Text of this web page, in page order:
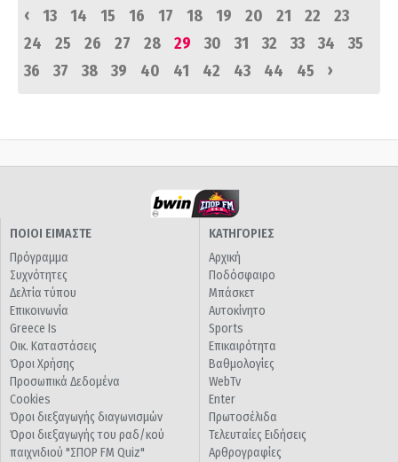
‹
13 14 15 16 17 18 19 20 21 22
23
24
25 26 27 28 29 30 31 32 33 34
35
36
37 38 39 40 41 42 43 44 45 ›
ΠΟΙΟΙ ΕΙΜΑΣΤΕ
Πρόγραμμα
Συχνότητες
Δελτία τύπου
Επικοινωνία
Greece Is
Οικ. Καταστάσεις
Όροι Χρήσης
Προσωπικά Δεδομένα
Cookies
Όροι διεξαγωγής διαγωνισμών
Όροι διεξαγωγής του ραδ/κού
παιχνιδιού "ΣΠΟΡ FM Quiz"
ΚΑΤΗΓΟΡΙΕΣ
Αρχική
Ποδόσφαιρο
Μπάσκετ
Αυτοκίνητο
Sports
Επικαιρότητα
Βαθμολογίες
WebTv
Enter
Πρωτοσέλιδα
Τελευταίες Ειδήσεις
Αρθρογραφίες